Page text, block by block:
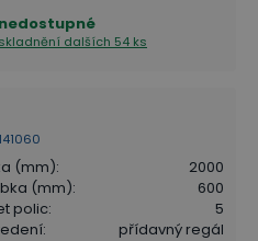
dalších 54 ks
141060
(mm):
2000
(mm):
600
polic:
5
: přídavný regál